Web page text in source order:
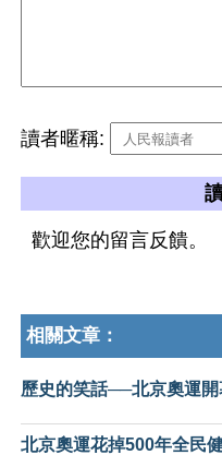
讀者暱稱:
歡迎您的留言反饋。
相關文章：
歷史的笑話──北京奧運
北京奧運花掉500年全民